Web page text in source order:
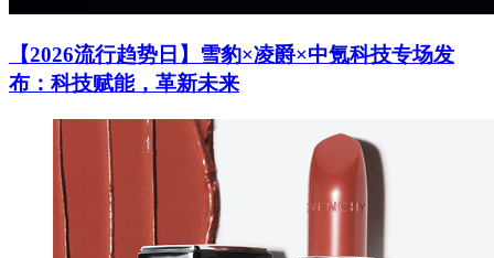
【2026流行趋势日】雪豹×凌爵×中氪科技专场发
布：科技赋能，革新未来